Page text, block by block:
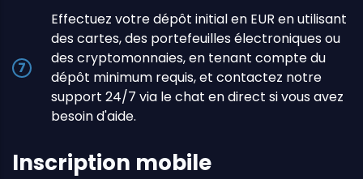
Effectuez votre dépôt initial en EUR en utilisant
des cartes, des portefeuilles électroniques ou
des cryptomonnaies, en tenant compte du
dépôt minimum requis, et contactez notre
support 24/7 via le chat en direct si vous avez
besoin d'aide.
Inscription mobile